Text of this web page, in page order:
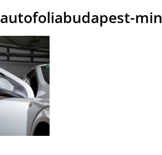
autofoliabudapest-min